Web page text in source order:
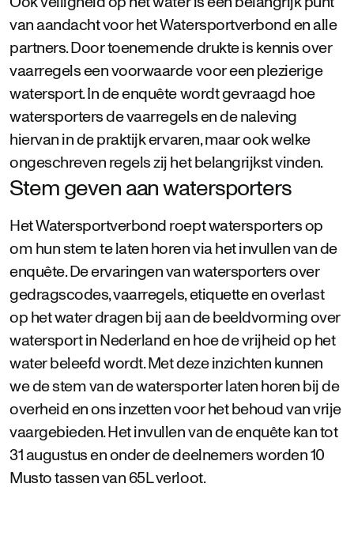
van aandacht voor het Watersportverbond en alle
partners. Door toenemende drukte is kennis over
vaarregels een voorwaarde voor een plezierige
watersport. In de enquête wordt gevraagd hoe
watersporters de vaarregels en de naleving
hiervan in de praktijk ervaren, maar ook welke
ongeschreven regels zij het belangrijkst vinden.
Stem geven aan watersporters
Het Watersportverbond roept watersporters op
om hun stem te laten horen via het invullen van de
enquête. De ervaringen van watersporters over
gedragscodes, vaarregels, etiquette en overlast
op het water dragen bij aan de beeldvorming over
watersport in Nederland en hoe de vrijheid op het
water beleefd wordt. Met deze inzichten kunnen
we de stem van de watersporter laten horen bij de
overheid en ons inzetten voor het behoud van vrije
vaargebieden. Het invullen van de enquête kan tot
31 augustus en onder de deelnemers worden 10
Musto tassen van 65L verloot.